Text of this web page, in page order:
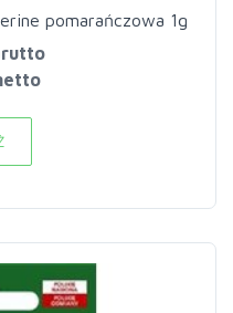
pomarańczowa 1g